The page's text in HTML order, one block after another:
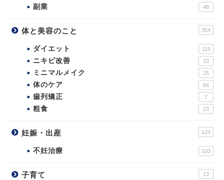
副業 48
体と美容のこと 354
ダイエット 115
ニキビ改善 33
ミニマルメイク 25
体のケア 66
歯列矯正 7
粗食 23
妊娠・出産 124
不妊治療 103
子育て 13